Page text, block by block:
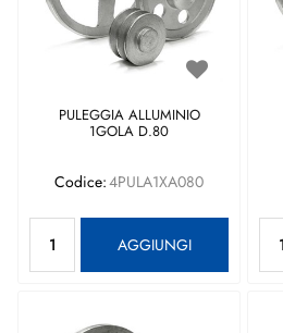
PULEGGIA ALLUMINIO
1GOLA D.80
Codice:4PULA1XA080
AGGIUNGI